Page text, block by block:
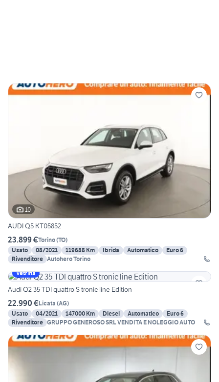
10
AUDI Q5 KT05852
23.899 €Torino(TO)
Usato
08/2021 119688 Km Ibrida Automatico
Euro 6
Rivenditore Autohero Torino
Vetrina
Audi Q2 35 TDI quattro S tronic line Edition
22.990 €Licata (AG)
Usato
04/2021 147000 Km Diesel Automatico
Euro 6
Rivenditore GRUPPO GENEROSO SRL VENDITA E NOLEGGIO AUTO